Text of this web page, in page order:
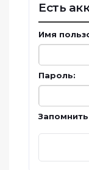
Есть
Имя
Пароль: